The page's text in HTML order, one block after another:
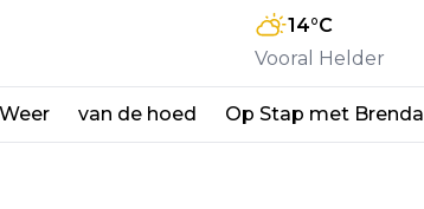
14°C
Vooral Helder
van de hoed Op Stap met Brenda